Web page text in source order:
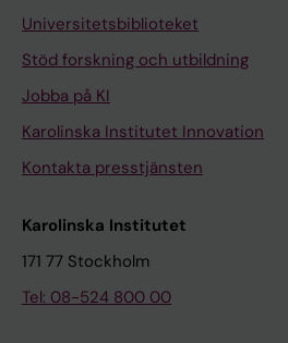
Universitetsbiblioteket
Stöd forskning och utbildning
Jobba på KI
Karolinska Institutet Innovation
Kontakta presstjänsten
Karolinska Institutet
171 77 Stockholm
Tel: 08-524 800 00